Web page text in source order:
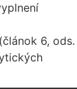
6, ods.